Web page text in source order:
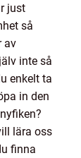
just
så
av
inte så
enkelt ta
in den
lära oss
finna